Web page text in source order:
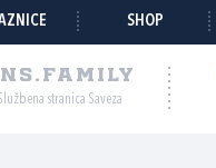
SHOP
stranica Saveza